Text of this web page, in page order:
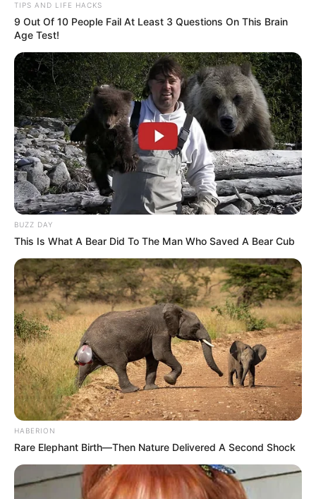
SHARE THIS Share it Tweet
Share it Pin it
PUBLICAÇÕES RELACIONADAS
Notícia
PRÓXIMA MATÉRIA
PUBLICAÇÃO RECENTE
TIPS AND LIFE HACKS
9 Out Of 10 People Fail At Least 3 Questions On This Brain
Age Test!
BUZZ DAY
This Is What A Bear Did To The Man Who Saved A Bear Cub
HABERION
Rare Elephant Birth—Then Nature Delivered A Second Shock